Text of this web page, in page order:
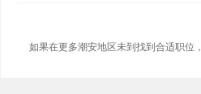
如果在更多潮安地区未到找到合适职位